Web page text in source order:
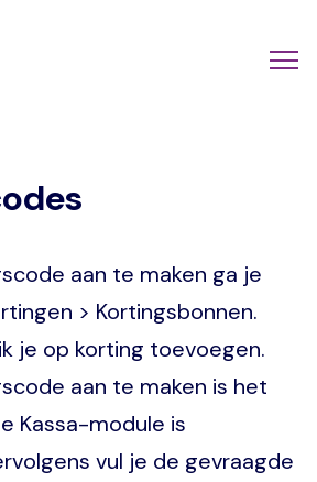
aan te maken ga je
> Kortingsbonnen.
je op korting toevoegen.
aan te maken is het
Kassa-module is
vul je de gevraagde